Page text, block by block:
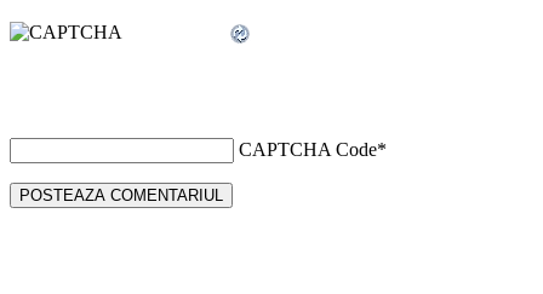
CAPTCHA Code*